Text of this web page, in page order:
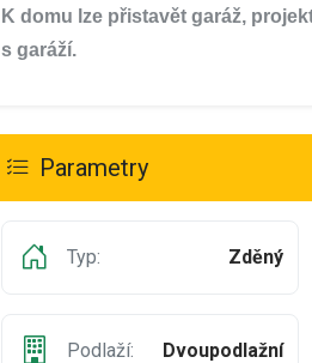
K domu lze přistavět garáž,
s garáží.
Parametry
Typ: Zděný
Podlaží: Dvoupodlažní